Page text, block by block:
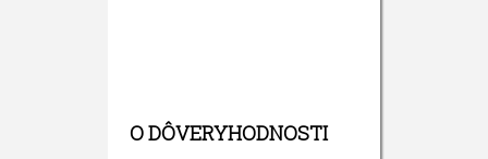
O DÔVERYHODNOSTI